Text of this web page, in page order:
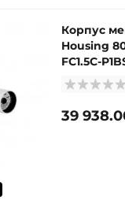
Корпус
Housing
FC1.5C-
39